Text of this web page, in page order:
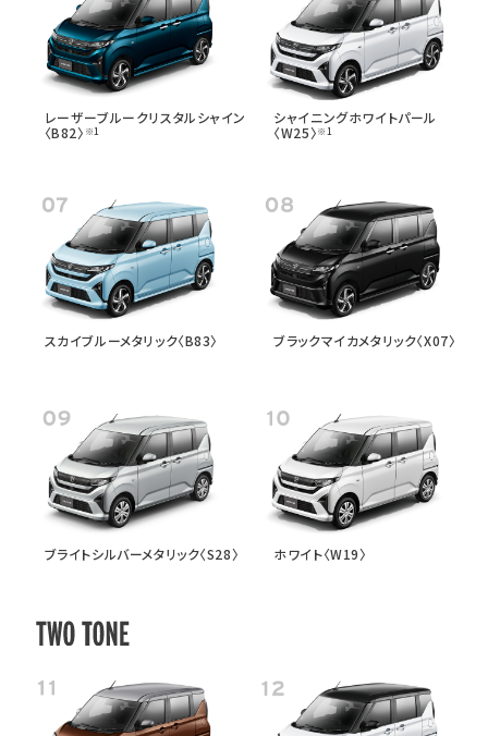
レーザーブルークリスタルシャイン
〈B82〉 ※1
シャイニングホワイトパール
〈W25〉※1
スカイブルーメタリック〈B83〉 ブラックマイカメタリック〈X07〉
ブライトシルバーメタリック〈S28〉 ホワイト〈W19〉